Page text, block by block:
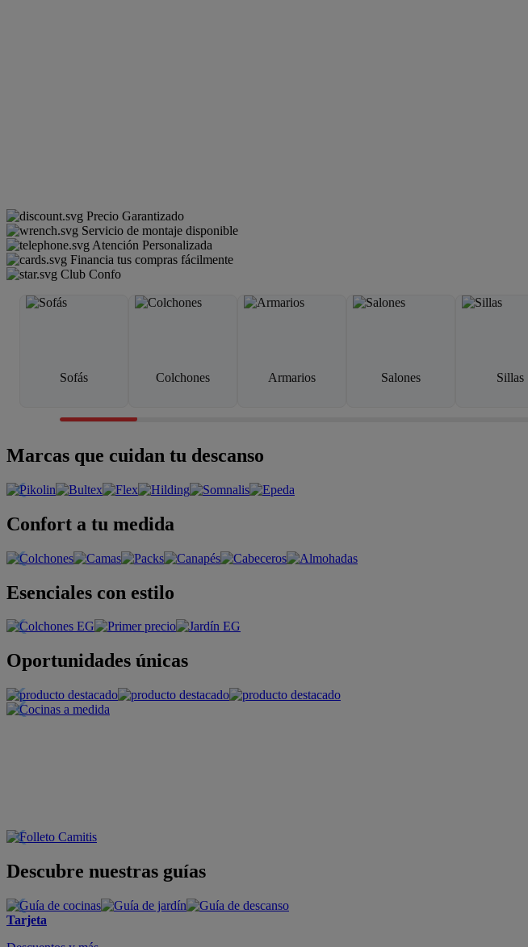
Precio Garantizado
Servicio de montaje disponible
Atención Personalizada
Financia tus compras fácilmente
Club Confo
Sofás Colchones Armarios Salones Sillas
Marcas que cuidan tu descanso
Confort a tu medida
Esenciales con estilo
Oportunidades únicas
Descubre nuestras guías
Tarjeta